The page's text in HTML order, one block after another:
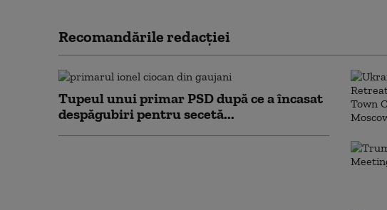
Recomandările redacţiei
Tupeul unui primar PSD după ce a încasat
despăgubiri pentru secetă...